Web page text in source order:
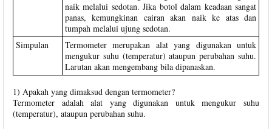
naik melalui sedotan. Jika botol dalam keadaan sangat
panas, kemungkinan cairan akan naik ke atas dan
tumpah melalui ujung sedotan.
Simpulan
Termometer merupakan alat yang digunakan untuk
mengukur suhu (temperatur) ataupun perubahan suhu.
Larutan akan mengembang bila dipanaskan.
1) Apakah yang dimaksud dengan termometer?
Termometer adalah alat yang digunakan untuk mengukur suhu
(temperatur), ataupun perubahan suhu.